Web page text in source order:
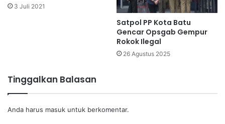
3 Juli 2021
Satpol PP Kota Batu
Gencar Opsgab Gempur
Rokok Ilegal
26 Agustus 2025
Tinggalkan Balasan
Anda harus masuk untuk berkomentar.